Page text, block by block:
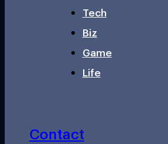
Tech
Biz
Game
Life
Contact